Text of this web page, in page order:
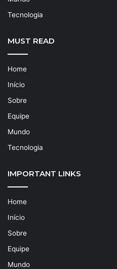
Tecnologia
MUST READ
Home
Início
Sobre
Equipe
Mundo
Tecnologia
IMPORTANT LINKS
Home
Início
Sobre
Equipe
Mundo